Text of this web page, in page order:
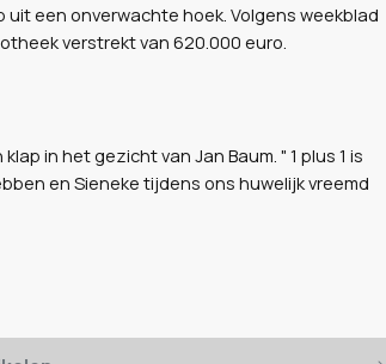
een onverwachte hoek. Volgens weekblad
verstrekt van 620.000 euro.
in het gezicht van Jan Baum. " 1 plus 1 is
en Sieneke tijdens ons huwelijk vreemd